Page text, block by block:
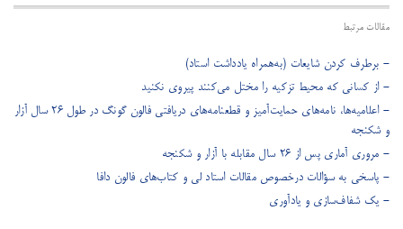
مقالات مرتبط
- برطرف کردن شایعات (به‌همراه یادداشت استاد)
- از کسانی که محیط تزکیه را مختل می‌کنند پیروی نکنید
- اعلامیه‌ها، نامه‌های حمایت‌آمیز و قطعنامه‌های دریافتی فالون گونگ در طول ۲۶ سال آزار
و شکنجه
- مروری آماری پس از ۲۶ سال مقابله با آزار و شکنجه
- پاسخی به سؤالات درخصوص مقالات استاد لی و کتاب‌های فالون دافا
- یک شفاف‌سازی و یادآوری